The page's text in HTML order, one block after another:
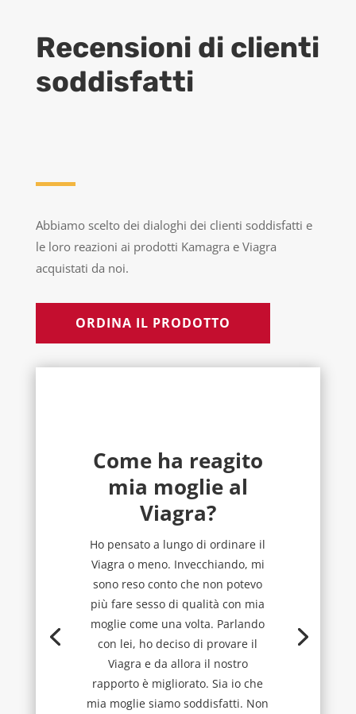
Recensioni di clienti
soddisfatti
Abbiamo scelto dei dialoghi dei clienti soddisfatti e
le loro reazioni ai prodotti Kamagra e Viagra
acquistati da noi.
ORDINA IL PRODOTTO
Come ha reagito
mia moglie al
Viagra?
Ho pensato a lungo di ordinare il
Viagra o meno. Invecchiando, mi
sono reso conto che non potevo
più fare sesso di qualità con mia
moglie come una volta. Parlando
con lei, ho deciso di provare il
Viagra e da allora il nostro
rapporto è migliorato. Sia io che
mia moglie siamo soddisfatti. Non